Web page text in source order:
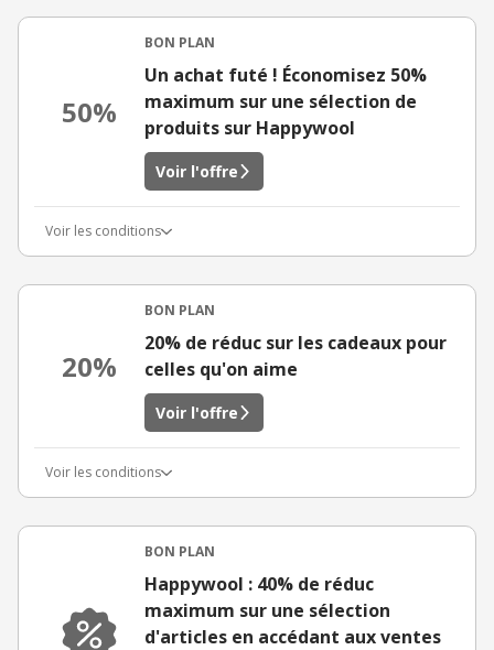
50%
BON PLAN
Un achat futé ! Économisez 50%
maximum sur une sélection de
produits sur Happywool
Voir l'offre
Voir les conditions
20%
BON PLAN
20% de réduc sur les cadeaux pour
celles qu'on aime
Voir l'offre
Voir les conditions
BON PLAN
Happywool : 40% de réduc
maximum sur une sélection
d'articles en accédant aux ventes